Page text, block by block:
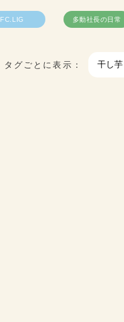
FC.LIG 多動社長の日常
タグごとに表示：